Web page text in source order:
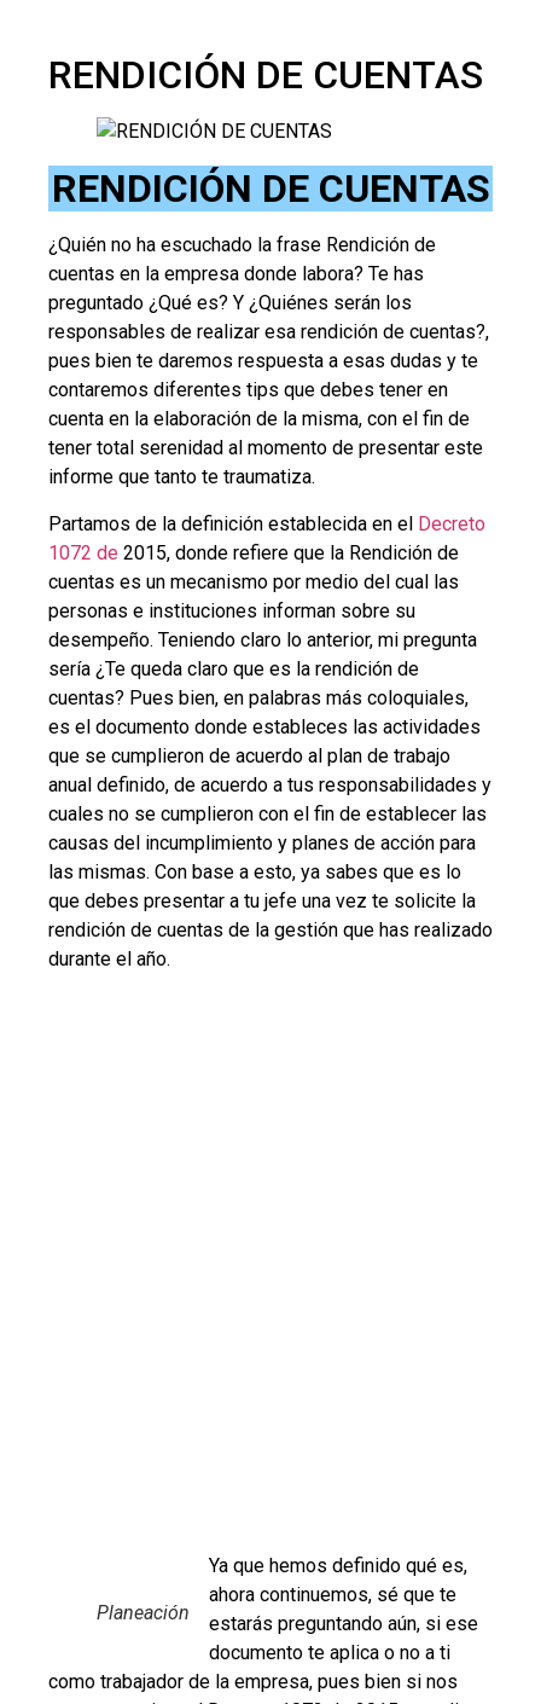
RENDICIÓN DE CUENTAS
RENDICIÓN DE CUENTAS
¿Quién no ha escuchado la frase Rendición de
cuentas en la empresa donde labora? Te has
preguntado ¿Qué es? Y ¿Quiénes serán los
responsables de realizar esa rendición de cuentas?,
pues bien te daremos respuesta a esas dudas y te
contaremos diferentes tips que debes tener en
cuenta en la elaboración de la misma, con el fin de
tener total serenidad al momento de presentar este
informe que tanto te traumatiza.
Partamos de la definición establecida en el Decreto
1072 de 2015, donde refiere que la Rendición de
cuentas es un mecanismo por medio del cual las
personas e instituciones informan sobre su
desempeño. Teniendo claro lo anterior, mi pregunta
sería ¿Te queda claro que es la rendición de
cuentas? Pues bien, en palabras más coloquiales,
es el documento donde estableces las actividades
que se cumplieron de acuerdo al plan de trabajo
anual definido, de acuerdo a tus responsabilidades y
cuales no se cumplieron con el fin de establecer las
causas del incumplimiento y planes de acción para
las mismas. Con base a esto, ya sabes que es lo
que debes presentar a tu jefe una vez te solicite la
rendición de cuentas de la gestión que has realizado
durante el año.
Planeación
Ya que hemos definido qué es,
ahora continuemos, sé que te
estarás preguntando aún, si ese
documento te aplica o no a ti
como trabajador de la empresa, pues bien si nos